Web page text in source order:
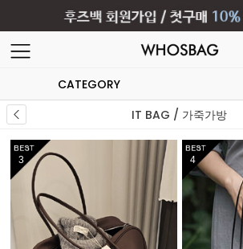
CATEGORY
IT BAG / 가죽가방
5 6